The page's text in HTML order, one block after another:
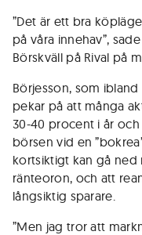
­­­”Det är ett bra
på våra innehav”,
Börskväll på Rival på
Börjesson, som
pekar på att många
30-40 procent i år
börsen vid en
kortsiktigt kan gå ned
ränteoron, och att
långsiktig sparare.
”Men jag tror att